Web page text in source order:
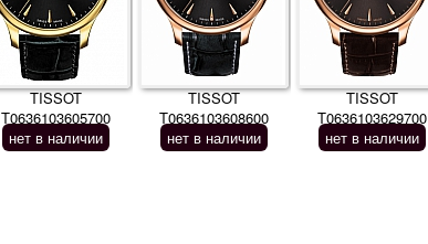
TISSOT
T0636103605700
нет в наличии
TISSOT
T0636103608600
нет в наличии
TISSOT
T0636103629700
нет в наличии